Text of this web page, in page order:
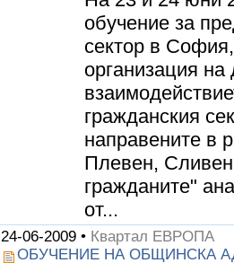
обучение за
сектор в
организация на
гражданския
направените в
Плевен,
гражданите"
от...
24-06-2009 • Квартал ЕВРОПА
ОБУЧЕНИЕ НА ОБЩИНСКА